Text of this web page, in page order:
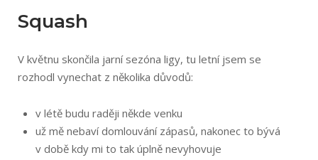
Squash
V květnu skončila jarní sezóna ligy, tu letní jsem se
rozhodl vynechat z několika důvodů:
v létě budu raději někde venku
už mě nebaví domlouvání zápasů, nakonec to bývá
v době kdy mi to tak úplně nevyhovuje